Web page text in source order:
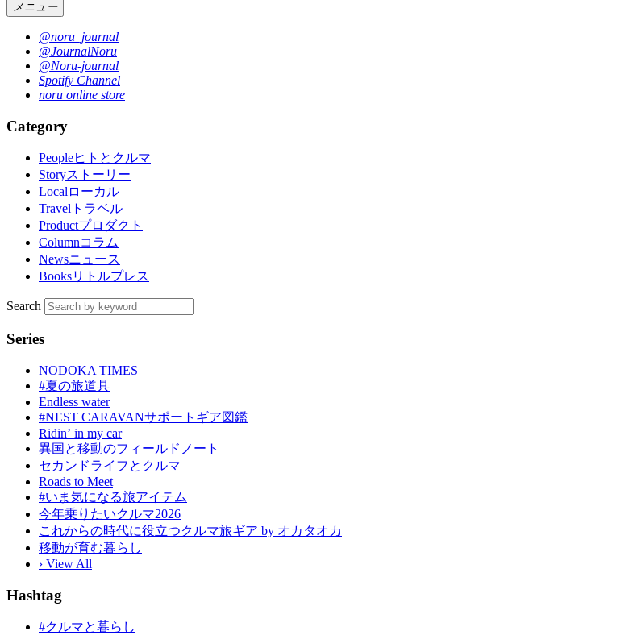
メニュー
@noru_journal
@JournalNoru
@Noru-journal
Spotify Channel
noru online store
Category
Peopleヒトとクルマ
Storyストーリー
Localローカル
Travel トラベル
Productプロダクト
Columnコラム
Newsニュース
Booksリトルプレス
Search
Series
NODOKA TIMES
#夏の旅道具
Endless water
#NEST CARAVANサポートギア図鑑
Ridinʼ in my car
異国と移動のフィールドノート
セカンドライフとクルマ
Roads to Meet
#いま気になる旅アイテム
今年乗りたいクルマ2026
これからの時代に役立つクルマ旅ギア by オカタオカ
移動が育む暮らし
› View All
Hashtag
#クルマと暮らし